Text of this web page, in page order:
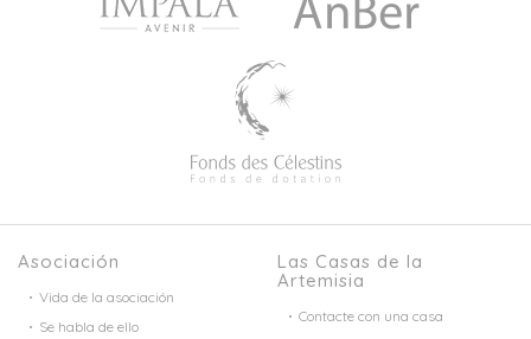
Asociación
Vida de la asociación
Se habla de ello
Las Casas de la
Artemisia
Contacte con una casa